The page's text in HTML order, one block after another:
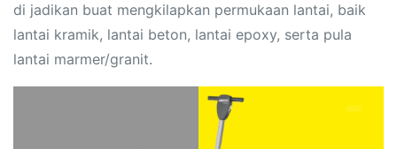
di jadikan buat mengkilapkan permukaan lantai, baik
lantai kramik, lantai beton, lantai epoxy, serta pula
lantai marmer/granit.